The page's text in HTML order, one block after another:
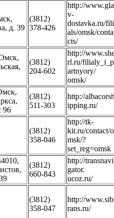
д. 39
(3812)
378-426
http://www.gla
v-
dostavka.ru/fili
als/omsk/conta
cts/
(3812)
204-602
http://
rl.ru/filialy_i_p
artnyory/
omsk/
96
(3812)
511-303
http://
ipping.ru/
(3812)
358-046
http://tk-
kit.ru/contact/o
msk/?
set_reg=omsk
(3812)
660-843
http://transnavi
gator.
ucoz.ru/
(3812)
358-047
http://
rans.ru/